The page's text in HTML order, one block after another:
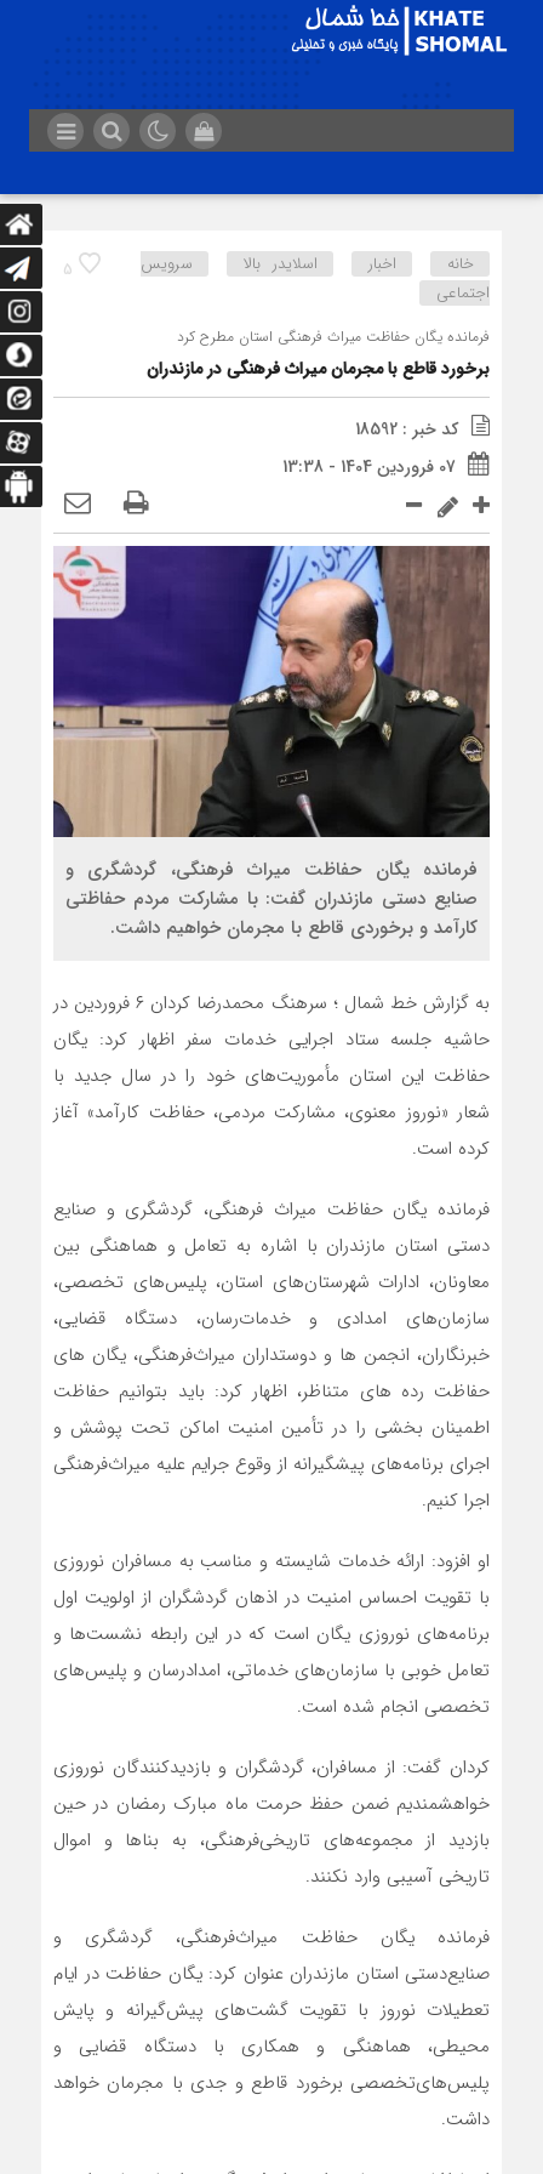
5 خانه اخبار اسلایدر بالا
سرویس
اجتماعی
فرمانده یگان حفاظت میراث فرهنگی استان مطرح کرد
برخورد قاطع با مجرمان میراث فرهنگی در مازندران
کد خبر : 18592
07 فروردین 1404 - 13:38
فرمانده یگان حفاظت میراث فرهنگی، گردشگری و
صنایع دستی مازندران گفت: با مشارکت مردم حفاظتی
کارآمد و برخوردی قاطع با مجرمان خواهیم داشت.
به گزارش خط شمال ؛ سرهنگ محمدرضا کردان ۶ فروردین در
حاشیه جلسه ستاد اجرایی خدمات سفر اظهار کرد: یگان
حفاظت این استان مأموریت‌های خود را در سال جدید با
شعار «نوروز معنوی، مشارکت مردمی، حفاظت کارآمد» آغاز
کرده‌ است.
فرمانده یگان حفاظت میراث فرهنگی، گردشگری و صنایع
دستی استان مازندران با اشاره به تعامل و هماهنگی بین
معاونان، ادارات شهرستان‌های استان، پلیس‌های تخصصی،
سازمان‌های امدادی و خدمات‌رسان، دستگاه‌ قضایی،
خبرنگاران، انجمن ها و دوستداران میراث‌فرهنگی، یگان‌ های
حفاظت رده های متناظر، اظهار کرد: باید بتوانیم حفاظت
اطمینان بخشی را در تأمین امنیت اماکن تحت پوشش و
اجرای برنامه‌های پیشگیرانه از وقوع جرایم علیه میراث‌فرهنگی
اجرا کنیم.
او افزود: ارائه خدمات شایسته و مناسب به مسافران نوروزی
با تقویت احساس امنیت در اذهان گردشگران از اولویت اول
برنامه‌های نوروزی یگان است که در این رابطه نشست‌ها و
تعامل خوبی با سازمان‌های خدماتی، امدادرسان و پلیس‌های
تخصصی انجام شده است.
کردان گفت: از مسافران، گردشگران و بازدیدکنندگان نوروزی
خواهشمندیم ضمن حفظ حرمت ماه مبارک رمضان در حین
بازدید از مجموعه‌های تاریخی‌فرهنگی، به بناها و اموال
تاریخی آسیبی وارد نکنند.
فرمانده یگان حفاظت میراث‌فرهنگی، گردشگری و
صنایع‌دستی استان مازندران عنوان کرد: یگان حفاظت در ایام
تعطیلات نوروز با تقویت گشت‌های پیش‌گیرانه و پایش
محیطی، هماهنگی و همکاری با دستگاه‌ قضایی و
پلیس‌های‌تخصصی برخورد قاطع و جدی با مجرمان خواهد
داشت.